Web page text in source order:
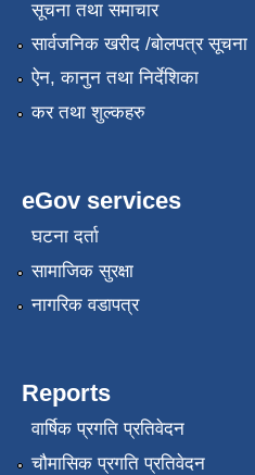
सूचना तथा समाचार
सार्वजनिक खरीद /बोलपत्र सूचना
ऐन, कानुन तथा निर्देशिका
कर तथा शुल्कहरु
eGov services
घटना दर्ता
सामाजिक सुरक्षा
नागरिक वडापत्र
Reports
वार्षिक प्रगति प्रतिवेदन
चौमासिक प्रगति प्रतिवेदन